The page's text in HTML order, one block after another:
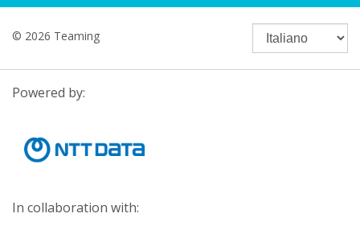
© 2026 Teaming
Powered by:
In collaboration with: